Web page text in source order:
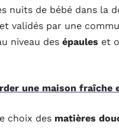
nuits de bébé dans la
validés par une
niveau des épaules et
une maison fraîche
choix des matières